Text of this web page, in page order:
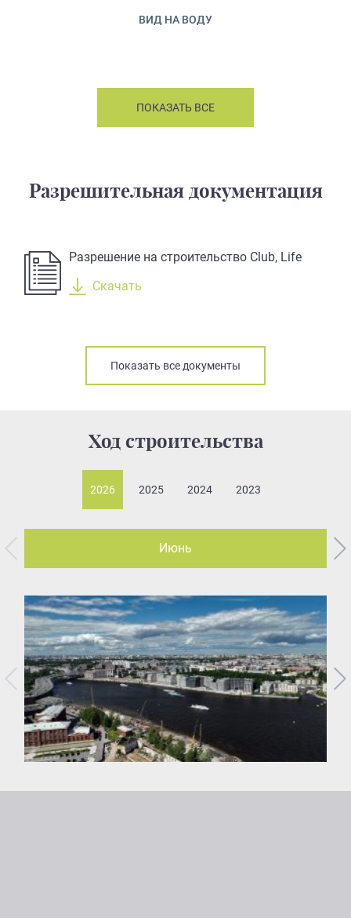
ВИД НА ВОДУ
ПОКАЗАТЬ ВСЕ
Разрешительная документация
Разрешение на строительство Club, Life
Скачать
Показать все документы
Ход строительства
2026 2025 2024 2023
Июнь